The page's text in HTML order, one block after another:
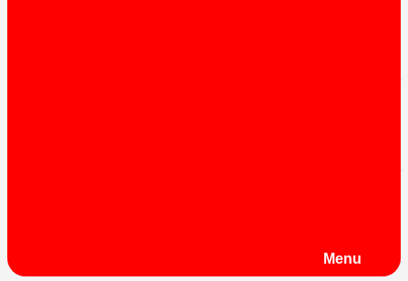
Menu